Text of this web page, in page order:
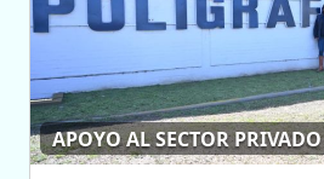
APOYO AL SECTOR PRIVADO